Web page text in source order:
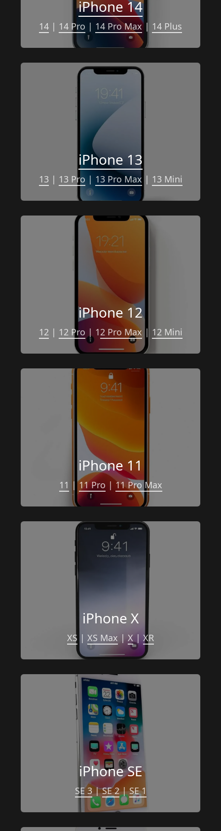
iPhone 14
14 | 14 Pro | 14 Pro Max | 14 Plus
iPhone 13
13 | 13 Pro | 13 Pro Max | 13 Mini
iPhone 12
12 | 12 Pro | 12 Pro Max | 12 Mini
iPhone 11
11 | 11 Pro | 11 Pro Max
iPhone X
XS | XS Max | X | XR
iPhone SE
SE 3 | SE 2 | SE 1